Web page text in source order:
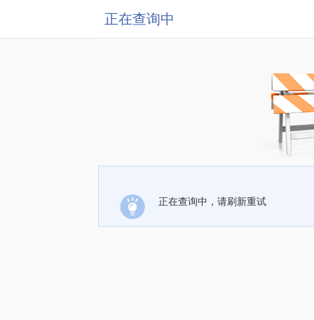
正在查询中
正在查询中，请刷新重试